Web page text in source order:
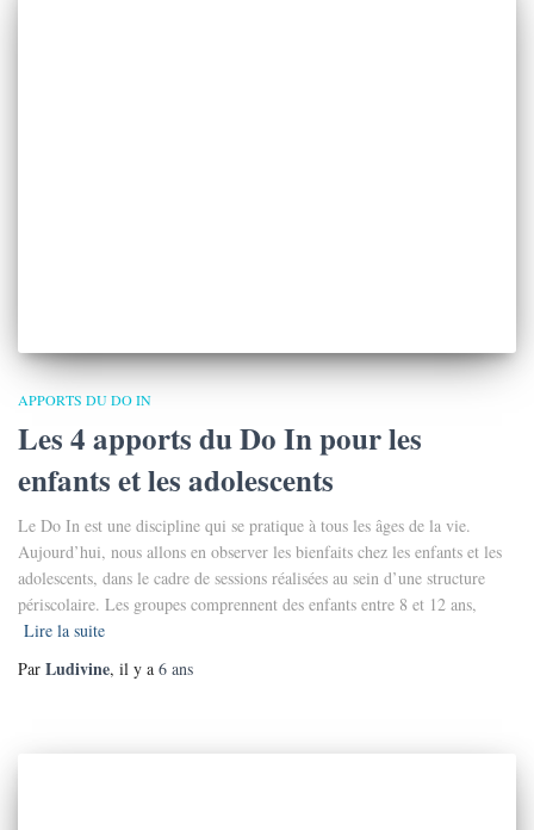
APPORTS DU DO IN
Les 4 apports du Do In pour les
enfants et les adolescents
Le Do In est une discipline qui se pratique à tous les âges de la vie.
Aujourd’hui, nous allons en observer les bienfaits chez les enfants et les
adolescents, dans le cadre de sessions réalisées au sein d’une structure
périscolaire. Les groupes comprennent des enfants entre 8 et 12 ans,
Lire la suite
Par Ludivine, il y a 6 ans